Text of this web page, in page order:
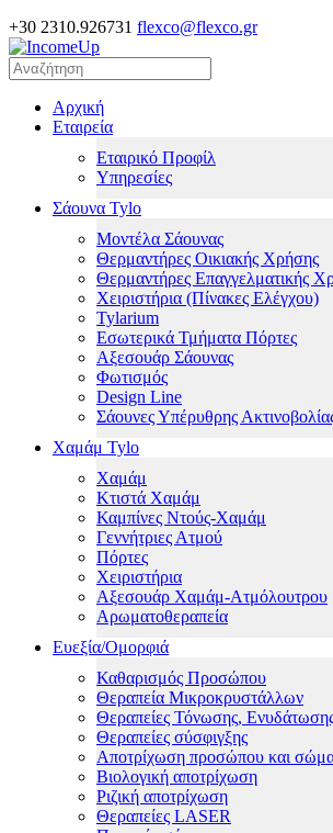
+30 2310.926731 flexco@flexco.gr
Αρχική
Εταιρεία
Εταιρικό Προφίλ
Υπηρεσίες
Σάουνα Tylo
Μοντέλα Σάουνας
Θερμαντήρες Οικιακής Χρήσης
Θερμαντήρες Επαγγελματικής
Χειριστήρια (Πίνακες Ελέγχου)
Tylarium
Εσωτερικά Τμήματα Πόρτες
Αξεσουάρ Σάουνας
Φωτισμός
Design Line
Σάουνες Υπέρυθρης
Χαμάμ Tylo
Χαμάμ
Κτιστά Χαμάμ
Καμπίνες Ντούς-Χαμάμ
Γεννήτριες Ατμού
Πόρτες
Χειριστήρια
Αξεσουάρ Χαμάμ-Ατμόλουτρου
Αρωματοθεραπεία
Ευεξία/Ομορφιά
Καθαρισμός Προσώπου
Θεραπεία Μικροκρυστάλλων
Θεραπείες Τόνωσης,
Θεραπείες σύσφιγξης
Αποτρίχωση προσώπου και
Βιολογική αποτρίχωση
Ριζική αποτρίχωση
Θεραπείες LASER